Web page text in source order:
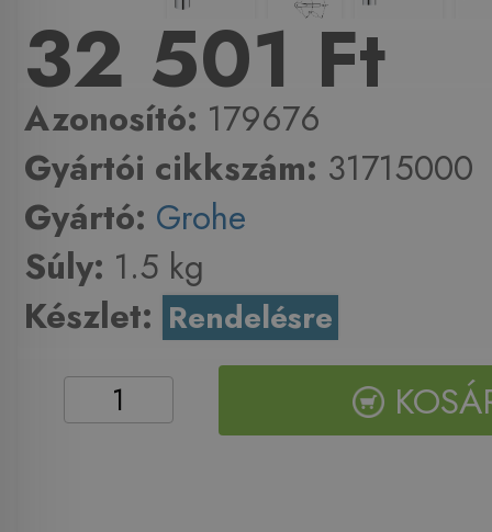
32 501 Ft
Azonosító: 179676
Gyártói cikkszám: 31715000
Gyártó: Grohe
Súly: 1.5 kg
Készlet: Rendelésre